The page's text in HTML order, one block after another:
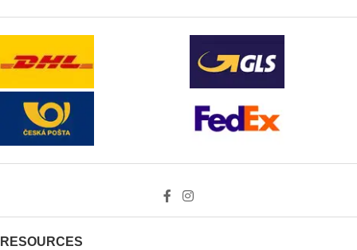
RESOURCES